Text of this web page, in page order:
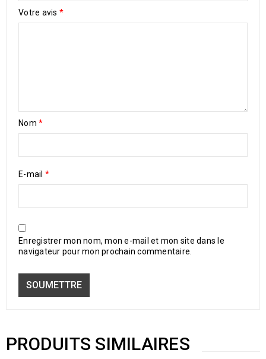
Votre avis *
Nom *
E-mail *
Enregistrer mon nom, mon e-mail et mon site dans le
navigateur pour mon prochain commentaire.
PRODUITS SIMILAIRES